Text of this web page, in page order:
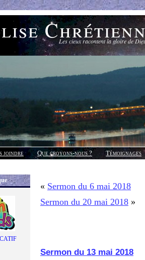
Les cieux racontent la gloire de
joindre Que croyons-nous ?
Témoignages
« Sermon du 6 mai 2018
Sermon du 20 mai 2018 »
Sermon du 13 mai 2018